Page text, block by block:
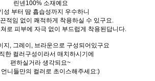
린넨100% 소재예요
성 부터 땀 흡습성까지 우수하니
적임 없이 쾌적하게 착용하실 수 있구요.
로 피부에 자극 없이 부드럽게 착용된답니다.
지, 그레이, 브라운으로 구성되어있구요
한 컬러구성이라서 매치하시기에
편하실거라 생각되요~
언니들만의 컬러로 초이스해주세요:)